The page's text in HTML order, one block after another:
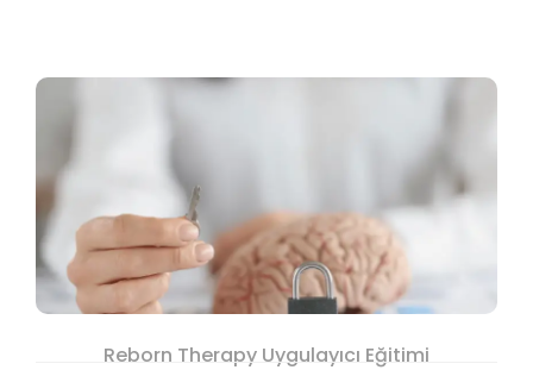
Reborn Therapy Uygulayıcı Eğitimi